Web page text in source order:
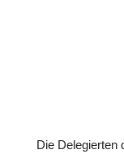
Die Dele­gier­ten